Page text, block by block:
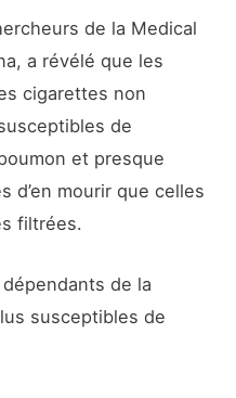
de la Medical
a révélé que les
cigarettes non
de
et presque
d’en mourir que celles
filtrées.
de la
susceptibles de